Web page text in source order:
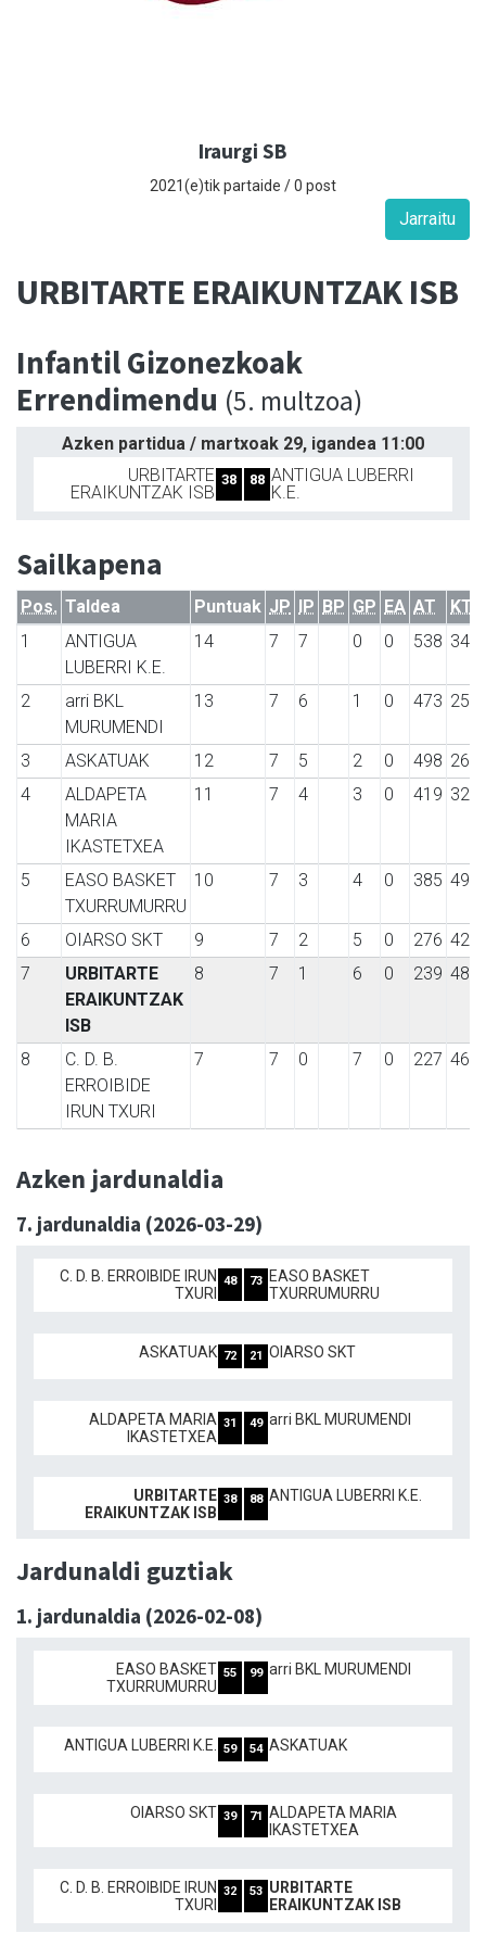
Iraurgi SB
2021(e)tik partaide / 0 post
Jarraitu
URBITARTE ERAIKUNTZAK ISB
Infantil Gizonezkoak
Errendimendu (5. multzoa)
Azken partidua / martxoak 29, igandea 11:00
URBITARTE
ERAIKUNTZAK ISB
38 88 ANTIGUA LUBERRI
K.E.
Sailkapena
Pos. Taldea Puntuak JP IP BP GP EA AT
KT
1
ANTIGUA
LUBERRI K.E.
14 7 7 0 0 538 343
2
arri BKL
MURUMENDI
13 7 6 1 0 473 257
3 ASKATUAK 12 7 5 2 0 498 268
4
ALDAPETA
MARIA
IKASTETXEA
11 7 4 3 0 419 328
5
EASO BASKET
TXURRUMURRU
10 7 3 4 0 385 493
6 OIARSO SKT 9 7 2 5 0 276 420
7
URBITARTE
ERAIKUNTZAK
ISB
8 7 1 6 0 239 484
8
C. D. B.
ERROIBIDE
IRUN TXURI
7 7 0 7 0 227 462
Azken jardunaldia
7. jardunaldia (2026-03-29)
C. D. B. ERROIBIDE IRUN
TXURI
48 73
EASO BASKET
TXURRUMURRU
ASKATUAK 72 21 OIARSO SKT
ALDAPETA MARIA
IKASTETXEA
31 49 arri BKL MURUMENDI
URBITARTE
ERAIKUNTZAK ISB
38 88 ANTIGUA LUBERRI K.E.
Jardunaldi guztiak
1. jardunaldia (2026-02-08)
EASO BASKET
TXURRUMURRU
55 99 arri BKL MURUMENDI
ANTIGUA LUBERRI K.E. 59 54 ASKATUAK
OIARSO SKT 39 71 ALDAPETA MARIA
IKASTETXEA
C. D. B. ERROIBIDE IRUN
TXURI
32 53 URBITARTE
ERAIKUNTZAK ISB